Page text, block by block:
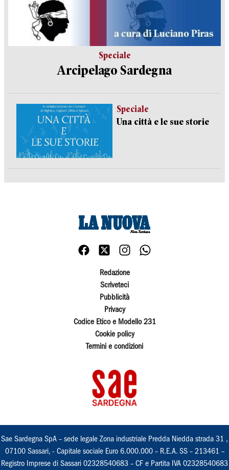
Speciale
Arcipelago Sardegna
Speciale
Una città e le sue storie
Redazione
Scriveteci
Pubblicità
Privacy
Codice Etico e Modello 231
Cookie policy
Termini e condizioni
Sae Sardegna SpA – sede legale Zona industriale Predda Niedda strada 31 ,
07100 Sassari, - Capitale sociale Euro 6.000.000 – R.E.A. SS – 213461 –
Registro Imprese di Sassari 02328540683 – CF e Partita IVA 02328540683